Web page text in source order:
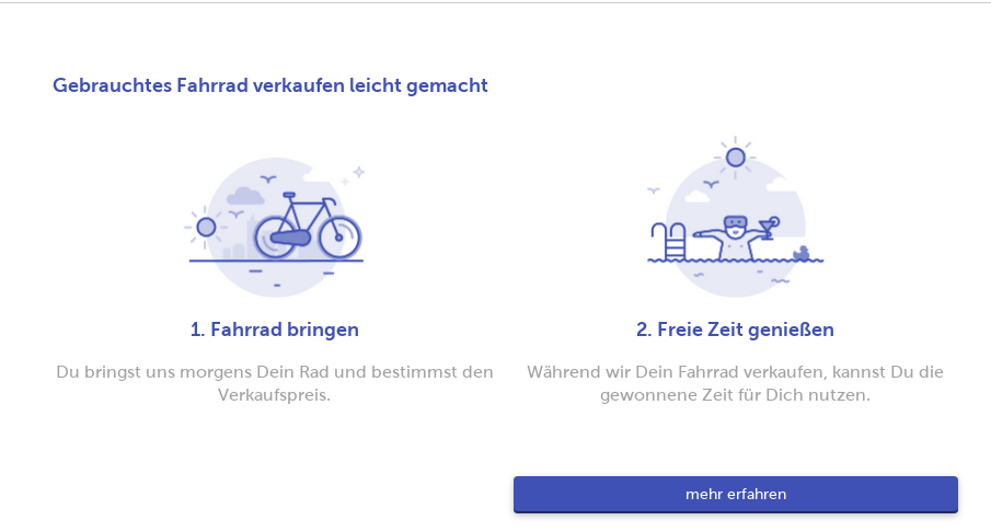
Gebrauchtes Fahrrad verkaufen leicht gemacht
1. Fahrrad bringen
Du bringst uns morgens Dein Rad und bestimmst den
Verkaufspreis.
2. Freie Zeit genießen
Während wir Dein Fahrrad verkaufen, kannst Du die
gewonnene Zeit für Dich nutzen.
mehr erfahren